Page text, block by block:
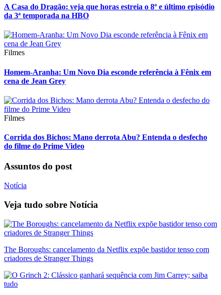
A Casa do Dragão: veja que horas estreia o 8º e último episódio
da 3ª temporada na HBO
Filmes
Homem-Aranha: Um Novo Dia esconde referência à Fênix em
cena de Jean Grey
Filmes
Corrida dos Bichos: Mano derrota Abu? Entenda o desfecho
do filme do Prime Video
Assuntos do post
Notícia
Veja tudo sobre Notícia
The Boroughs: cancelamento da Netflix expõe bastidor tenso com
criadores de Stranger Things